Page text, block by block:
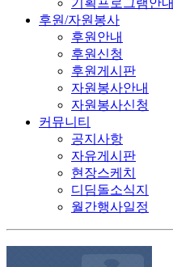
후원/자원봉사
후원안내
후원신청
후원게시판
자원봉사안내
자원봉사신청
커뮤니티
공지사항
자유게시판
현장스케치
디딤돌소식지
월간행사일정